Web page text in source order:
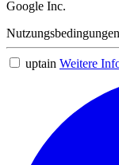
Google Inc.
uptain Weitere